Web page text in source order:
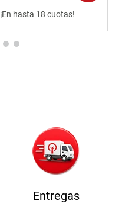
¡En hasta 18 cuotas!
Entregas